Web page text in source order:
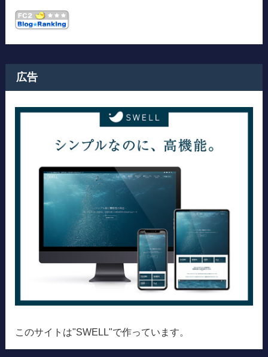
広告
このサイトは"SWELL"で作っています。